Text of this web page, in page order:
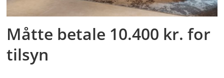
Måtte betale 10.400 kr. for
tilsyn